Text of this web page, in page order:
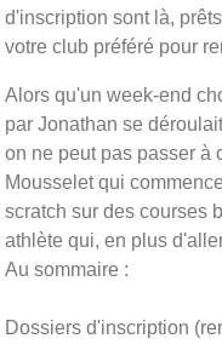
d'inscription sont là,
votre club préféré pour
Alors qu'un week-end
par Jonathan se
on ne peut pas passer à
Mousselet qui
scratch sur des courses
athlète qui, en plus
Au sommaire :
Dossiers d'inscription